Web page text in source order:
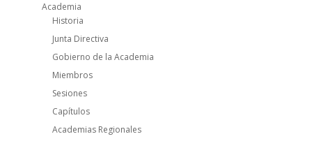
Academia
Historia
Junta Directiva
Gobierno de la Academia
Miembros
Sesiones
Capítulos
Academias Regionales